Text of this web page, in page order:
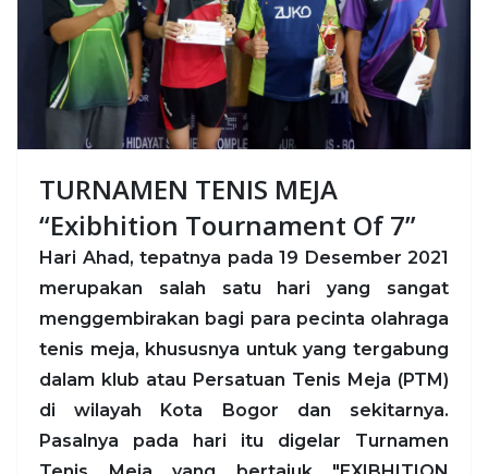
TURNAMEN TENIS MEJA
“Exibhition Tournament Of 7”
Hari Ahad, tepatnya pada 19 Desember 2021
merupakan salah satu hari yang sangat
menggembirakan bagi para pecinta olahraga
tenis meja, khususnya untuk yang tergabung
dalam klub atau Persatuan Tenis Meja (PTM)
di wilayah Kota Bogor dan sekitarnya.
Pasalnya pada hari itu digelar Turnamen